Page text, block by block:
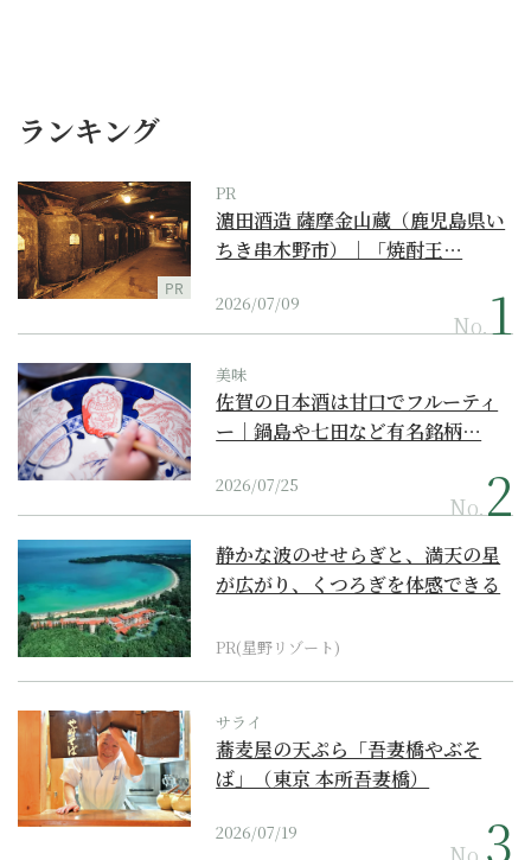
ランキング
PR
PR
濵田酒造 薩摩金山蔵（鹿児島県い
ちき串木野市）｜「焼酎王…
2026/07/09
No.
美味
佐賀の日本酒は甘口でフルーティ
ー｜鍋島や七田など有名銘柄…
2026/07/25
No.
静かな波のせせらぎと、満天の星
が広がり、くつろぎを体感できる
PR(星野リゾート)
サライ
蕎麦屋の天ぷら「吾妻橋やぶそ
ば」（東京 本所吾妻橋）
2026/07/19